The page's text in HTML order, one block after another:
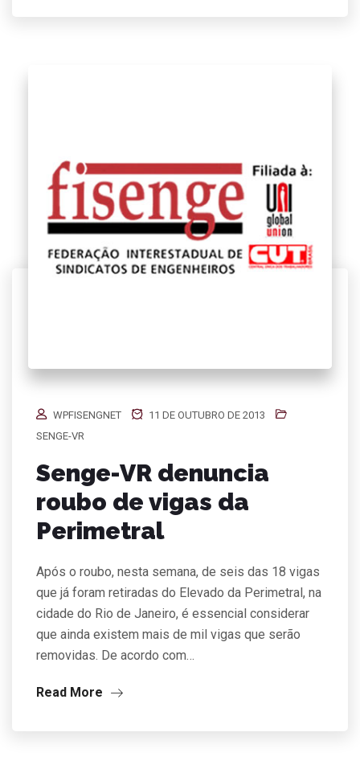
WPFISENGNET
11 DE OUTUBRO DE 2013
SENGE-VR
Senge-VR denuncia
roubo de vigas da
Perimetral
Após o roubo, nesta semana, de seis das 18 vigas
que já foram retiradas do Elevado da Perimetral, na
cidade do Rio de Janeiro, é essencial considerar
que ainda existem mais de mil vigas que serão
removidas. De acordo com…
Read More